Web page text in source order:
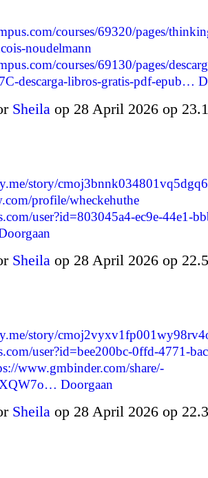
courses/69320/pages/
noudelmann
courses/69130/pages/
descarga-libros-gratis-pdf-epub…
Sheila op 28 April 2026 op
story/
profile/wheckehuthe
user?id=803045a4-ec9e-44e1-
Sheila op 28 April 2026 op
story/
user?id=bee200bc-0ffd-4771-
www.gmbinder.com/share/-
Doorgaan
Sheila op 28 April 2026 op